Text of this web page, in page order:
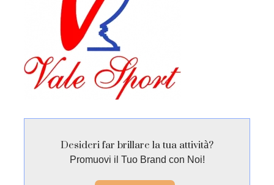
Desideri far brillare la tua attività?
Promuovi il Tuo Brand con Noi!